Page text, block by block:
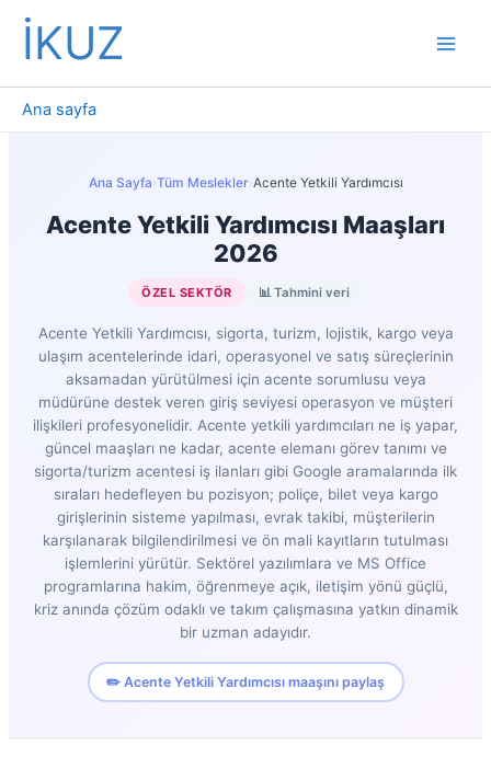
İçeriğe
İKUZ
Ana sayfa
Ana Sayfa›Tüm Meslekler›Acente Yetkili Yardımcısı
Acente Yetkili Yardımcısı Maaşları
2026
ÖZEL SEKTÖR 📊 Tahmini veri
Acente Yetkili Yardımcısı, sigorta, turizm, lojistik, kargo veya
ulaşım acentelerinde idari, operasyonel ve satış süreçlerinin
aksamadan yürütülmesi için acente sorumlusu veya
müdürüne destek veren giriş seviyesi operasyon ve müşteri
ilişkileri profesyonelidir. Acente yetkili yardımcıları ne iş yapar,
güncel maaşları ne kadar, acente elemanı görev tanımı ve
sigorta/turizm acentesi iş ilanları gibi Google aramalarında ilk
sıraları hedefleyen bu pozisyon; poliçe, bilet veya kargo
girişlerinin sisteme yapılması, evrak takibi, müşterilerin
karşılanarak bilgilendirilmesi ve ön mali kayıtların tutulması
işlemlerini yürütür. Sektörel yazılımlara ve MS Office
programlarına hakim, öğrenmeye açık, iletişim yönü güçlü,
kriz anında çözüm odaklı ve takım çalışmasına yatkın dinamik
bir uzman adayıdır.
✏️ Acente Yetkili Yardımcısı maaşını paylaş